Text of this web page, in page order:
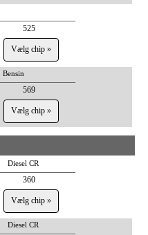
525
Vælg chip »
Bensin
569
Vælg chip »
Diesel CR
360
Vælg chip »
Diesel CR